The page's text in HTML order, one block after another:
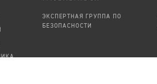
ЭКСПЕРТНАЯ ГРУППА ПО
БЕЗОПАСНОСТИ